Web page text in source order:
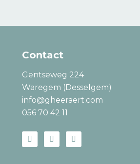
Contact
Gentseweg 224
Waregem (Desselgem)
info@gheeraert.com
056 70 42 11